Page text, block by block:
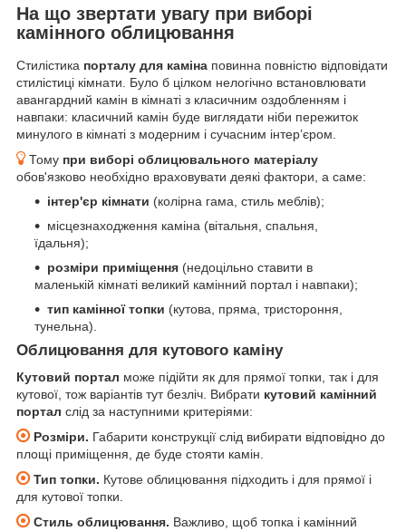
На що звертати увагу при виборі
камінного облицювання
Стилістика порталу для каміна повинна повністю відповідати
стилістиці кімнати. Було б цілком нелогічно встановлювати
авангардний камін в кімнаті з класичним оздобленням і
навпаки: класичний камін буде виглядати ніби пережиток
минулого в кімнаті з модерним і сучасним інтер’єром.
Тому при виборі облицювального матеріалу
обов'язково необхідно враховувати деякі фактори, а саме:
інтер'єр кімнати (колірна гама, стиль меблів);
місцезнаходження каміна (вітальня, спальня,
їдальня);
розміри приміщення (недоцільно ставити в
маленькій кімнаті великий камінний портал і навпаки);
тип камінної топки (кутова, пряма, тристороння,
тунельна).
Облицювання для кутового каміну
Кутовий портал може підійти як для прямої топки, так і для
кутової, тож варіантів тут безліч. Вибрати кутовий камінний
портал слід за наступними критеріями:
Розміри. Габарити конструкції слід вибирати відповідно до
площі приміщення, де буде стояти камін.
Тип топки. Кутове облицювання підходить і для прямої і
для кутової топки.
Стиль облицювання. Важливо, щоб топка і камінний